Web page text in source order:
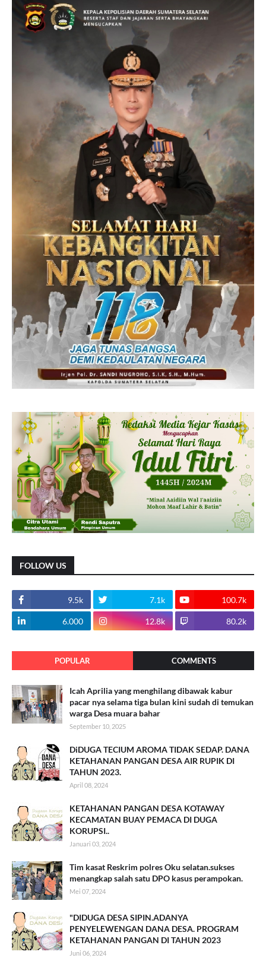
FOLLOW US
9.5k 7.1k 100.7k
6.000 12.8k 80.2k
POPULAR COMMENTS
Icah Aprilia yang menghilang dibawak kabur
pacar nya selama tiga bulan kini sudah di temukan
warga Desa muara bahar
September 10, 2025
DiDUGA TECIUM AROMA TIDAK SEDAP. DANA
KETAHANAN PANGAN DESA AIR RUPIK DI
TAHUN 2023.
April 08, 2024
KETAHANAN PANGAN DESA KOTAWAY
KECAMATAN BUAY PEMACA DI DUGA
KORUPSI..
Januari 03, 2024
Tim kasat Reskrim polres Oku selatan.sukses
menangkap salah satu DPO kasus perampokan.
Mei 07, 2024
"DIDUGA DESA SIPIN.ADANYA
PENYELEWENGAN DANA DESA. PROGRAM
KETAHANAN PANGAN DI TAHUN 2023
Juni 06, 2024